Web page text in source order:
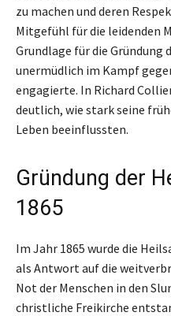
zu machen und deren
Mitgefühl für die leidenden
Grundlage für die Gründung
unermüdlich im Kampf
engagierte. In Richard
deutlich, wie stark seine
Leben beeinflussten.
Gründung der
1865
Im Jahr 1865 wurde die
als Antwort auf die
Not der Menschen in den
christliche Freikirche